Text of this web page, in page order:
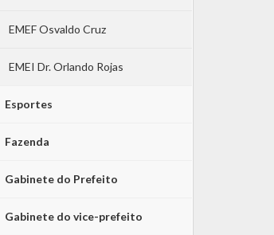
EMEF Osvaldo Cruz
EMEI Dr. Orlando Rojas
Esportes
Fazenda
Gabinete do Prefeito
Gabinete do vice-prefeito